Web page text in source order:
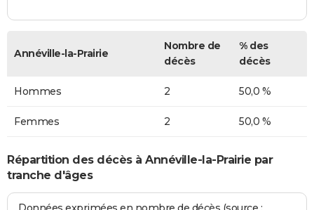
Annéville-la-Prairie
Nombre de
décès
% des
décès
Hommes 2 50,0 %
Femmes 2 50,0 %
Répartition des décès à Annéville-la-Prairie par
tranche d'âges